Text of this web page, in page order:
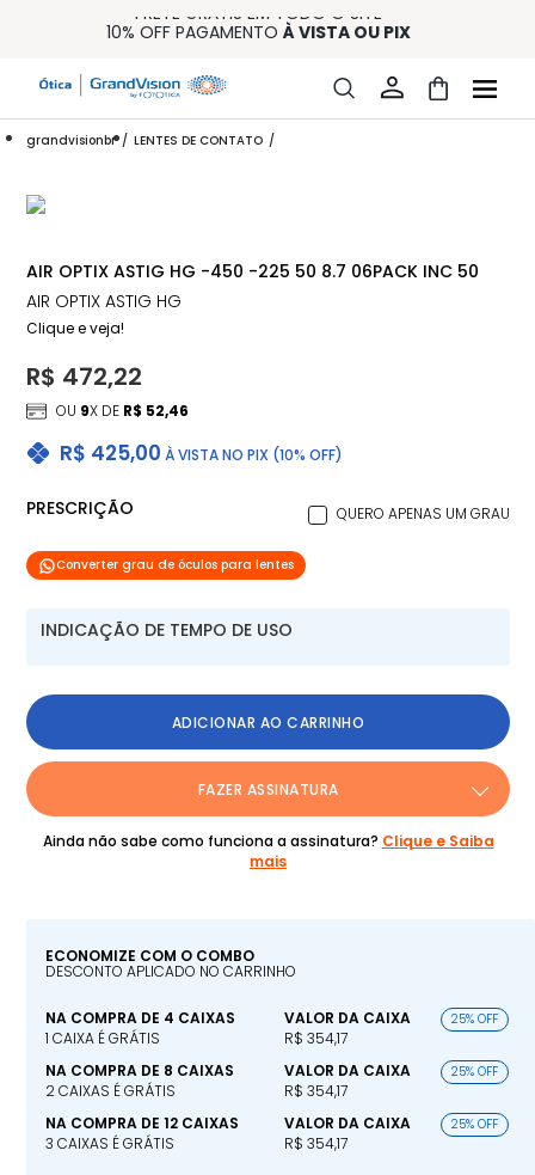
FRETE GRÁTIS EM TODO O SITE
10% OFF PAGAMENTO À VISTA OU PIX
15% OFF NA PRIMEIRA COMPRA (CONSULTE REGULAMENTO)
32% OFF NO COMBO - CONS. REG.
grandvisionbr LENTES DE CONTATO
AIR OPTIX ASTIG HG -450 -225 50 8.7 06PACK INC 50
AIR OPTIX ASTIG HG
Clique e veja!
R$ 425,00 À VISTA NO PIX (10% OFF)
R$ 472,22
OU 9X DE R$ 52,46
PRESCRIÇÃO QUERO APENAS UM GRAU
Converter grau de óculos para lentes
INDICAÇÃO DE TEMPO DE USO
ADICIONAR AO CARRINHO
FAZER ASSINATURA
Ainda não sabe como funciona a assinatura? Clique e Saiba
mais
ECONOMIZE COM O COMBO
DESCONTO APLICADO NO CARRINHO
NA COMPRA DE 4 CAIXAS
1 CAIXA É GRÁTIS
VALOR DA CAIXA
R$ 354,17
25% OFF
NA COMPRA DE 8 CAIXAS
2 CAIXAS É GRÁTIS
VALOR DA CAIXA
R$ 354,17
25% OFF
NA COMPRA DE 12 CAIXAS
3 CAIXAS É GRÁTIS
VALOR DA CAIXA
R$ 354,17
25% OFF